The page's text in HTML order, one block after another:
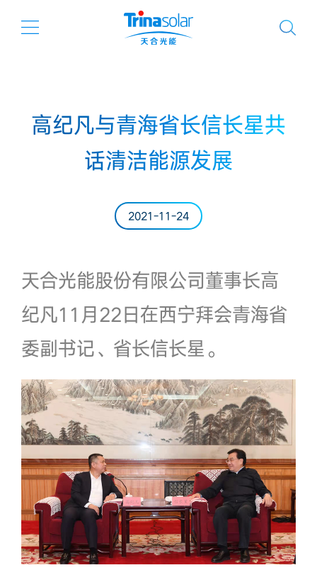
高纪凡与青海省长信长星共
话清洁能源发展
2021-11-24
天合光能股份有限公司董事长高
纪凡11月22日在西宁拜会青海省
委副书记、省长信长星。